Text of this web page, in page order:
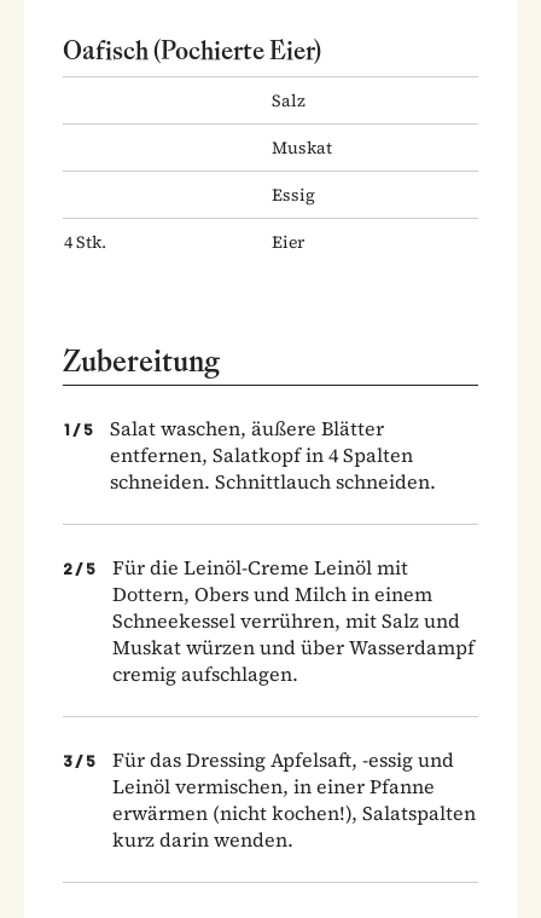
Oafisch (Pochierte Eier)
Salz
Muskat
Essig
4Stk. Eier
Zubereitung
1 / 5
Salat waschen, äußere Blätter
entfernen, Salatkopf in 4 Spalten
schneiden. Schnittlauch schneiden.
2 / 5
Für die Leinöl-Creme Leinöl mit
Dottern, Obers und Milch in einem
Schneekessel verrühren, mit Salz und
Muskat würzen und über Wasserdampf
cremig aufschlagen.
3 / 5
Für das Dressing Apfelsaft, -essig und
Leinöl vermischen, in einer Pfanne
erwärmen (nicht kochen!), Salatspalten
kurz darin wenden.